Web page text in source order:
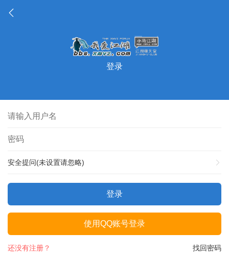
登录
安全提问(未设置请忽略)
登录
使用QQ账号登录
找回密码
还没有注册？